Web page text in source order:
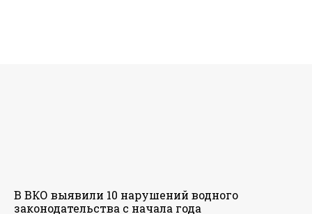
В ВКО выявили 10 нарушений водного
законодательства с начала года